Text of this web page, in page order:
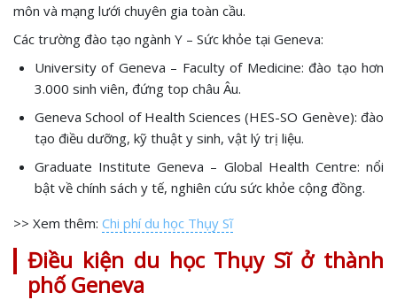
môn và mạng lưới chuyên gia toàn cầu.
Các trường đào tạo ngành Y – Sức khỏe tại Geneva:
University of Geneva – Faculty of Medicine: đào tạo hơn
3.000 sinh viên, đứng top châu Âu.
Geneva School of Health Sciences (HES-SO Genève): đào
tạo điều dưỡng, kỹ thuật y sinh, vật lý trị liệu.
Graduate Institute Geneva – Global Health Centre: nổi
bật về chính sách y tế, nghiên cứu sức khỏe cộng đồng.
>> Xem thêm: Chi phí du học Thụy Sĩ
Điều kiện du học Thụy Sĩ ở thành
phố Geneva